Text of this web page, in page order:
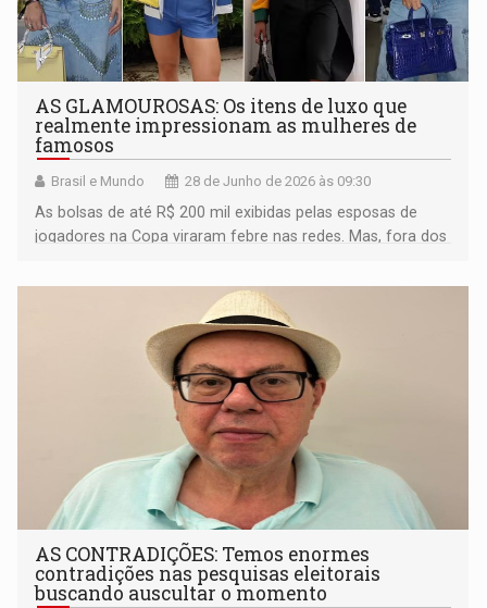
AS GLAMOUROSAS: Os itens de luxo que
realmente impressionam as mulheres de
famosos
Brasil e Mundo 28 de Junho de 2026 às 09:30
As bolsas de até R$ 200 mil exibidas pelas esposas de
jogadores na Copa viraram febre nas redes. Mas, fora dos
conquista?
AS CONTRADIÇÕES: Temos enormes
contradições nas pesquisas eleitorais
buscando auscultar o momento